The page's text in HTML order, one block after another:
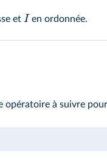
et I en ordonnée.
opératoire à suivre